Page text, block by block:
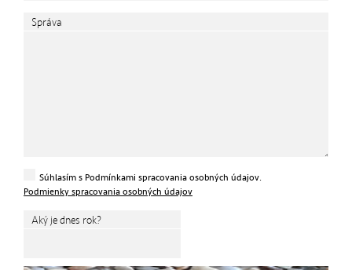
Správa
Súhlasím s Podmínkami spracovania osobných údajov.
Podmienky spracovania osobných údajov
Aký je dnes rok?